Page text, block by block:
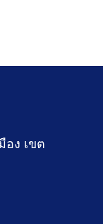
อง เขต